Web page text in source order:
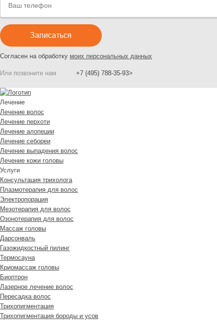
Согласен на обработку моих персональных данных
Или позвоните нам +7 (495) 788-35-93>
Лечение
Лечение волос
Лечение перхоти
Лечение алопеции
Лечение себореи
Лечение выпадения волос
Лечение кожи головы
Услуги
Консультация трихолога
Плазмотерапия для волос
Электропорация
Мезотерапия для волос
Озонотерапия для волос
Массаж головы
Дарсонваль
Газожидкостный пилинг
Термосауна
Криомассаж головы
Биоптрон
Лазерное лечение волос
Пересадка волос
Трихопигментация
Трихопигментация бороды и усов